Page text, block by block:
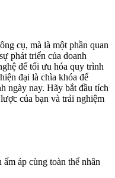
cụ, mà là một phần quan
phát triển của doanh
để tối ưu hóa quy trình
đại là chìa khóa để
ngày nay. Hãy bắt đầu tích
của bạn và trải nghiệm
áp cùng toàn thể nhân